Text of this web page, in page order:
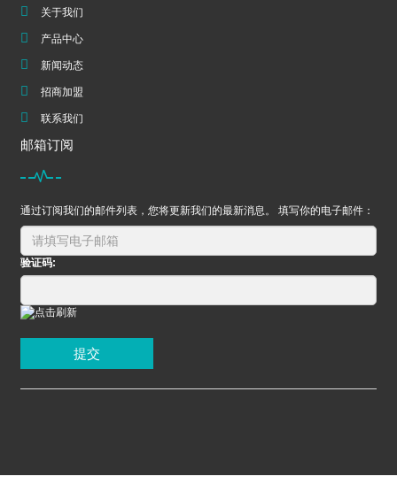
关于我们
产品中心
新闻动态
招商加盟
联系我们
邮箱订阅
通过订阅我们的邮件列表，您将更新我们的最新消息。 填写你的电子邮件：
验证码:
提交